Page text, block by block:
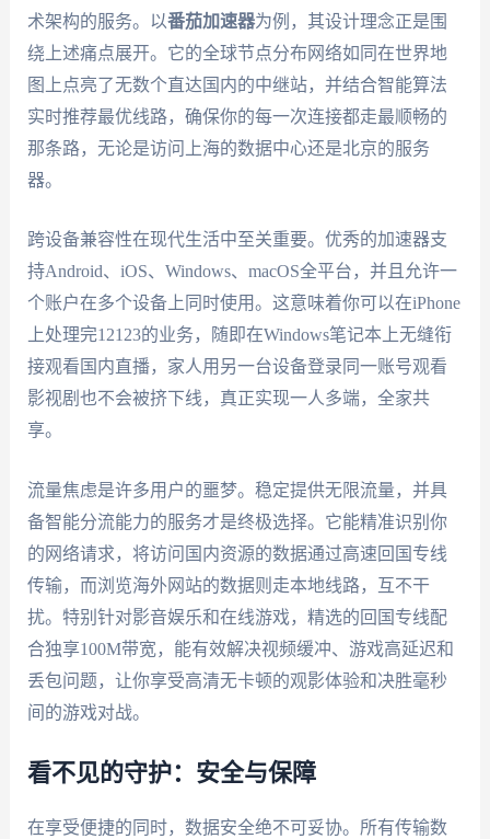
术架构的服务。以番茄加速器为例，其设计理念正是围
绕上述痛点展开。它的全球节点分布网络如同在世界地
图上点亮了无数个直达国内的中继站，并结合智能算法
实时推荐最优线路，确保你的每一次连接都走最顺畅的
那条路，无论是访问上海的数据中心还是北京的服务
器。
跨设备兼容性在现代生活中至关重要。优秀的加速器支
持Android、iOS、Windows、macOS全平台，并且允许一
个账户在多个设备上同时使用。这意味着你可以在iPhone
上处理完12123的业务，随即在Windows笔记本上无缝衔
接观看国内直播，家人用另一台设备登录同一账号观看
影视剧也不会被挤下线，真正实现一人多端，全家共
享。
流量焦虑是许多用户的噩梦。稳定提供无限流量，并具
备智能分流能力的服务才是终极选择。它能精准识别你
的网络请求，将访问国内资源的数据通过高速回国专线
传输，而浏览海外网站的数据则走本地线路，互不干
扰。特别针对影音娱乐和在线游戏，精选的回国专线配
合独享100M带宽，能有效解决视频缓冲、游戏高延迟和
丢包问题，让你享受高清无卡顿的观影体验和决胜毫秒
间的游戏对战。
看不见的守护：安全与保障
在享受便捷的同时，数据安全绝不可妥协。所有传输数